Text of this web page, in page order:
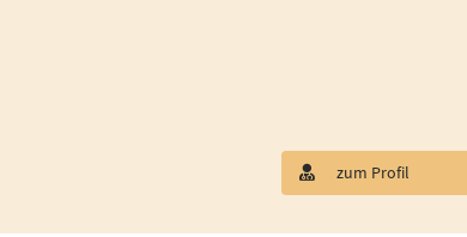
zum Profil